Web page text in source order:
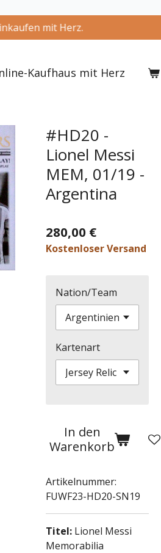
mit Herz.
Kaufhaus mit Herz
#HD20 -
Lionel Messi
MEM, 01/19 -
Argentina
280,00 €
Kostenloser Versand
Nation/Team
Kartenart
In den
Warenkorb
Artikelnummer:
FUWF23-HD20-SN19
Titel: Lionel Messi
Memorabilia